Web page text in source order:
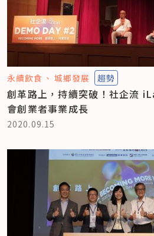
永續飲食 城鄉發展 趨勢
創革路上，持續突破！社企流
會創業者事業成長
2020.09.15